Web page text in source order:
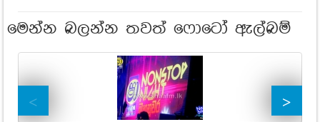
මෙන්න බලන්න තවත් ෆොටෝ ඇල්බම්